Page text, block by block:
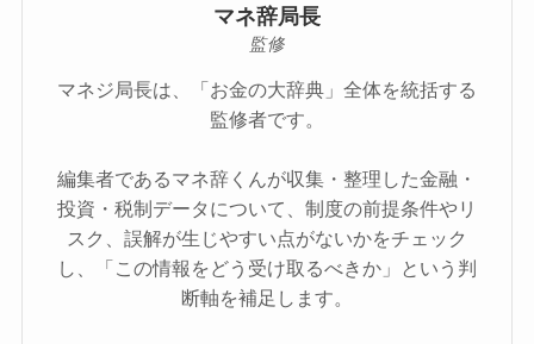
マネ辞局長
監修
マネジ局長は、「お金の大辞典」全体を統括する
監修者です。
編集者であるマネ辞くんが収集・整理した金融・
投資・税制データについて、制度の前提条件やリ
スク、誤解が生じやすい点がないかをチェック
し、「この情報をどう受け取るべきか」という判
断軸を補足します。